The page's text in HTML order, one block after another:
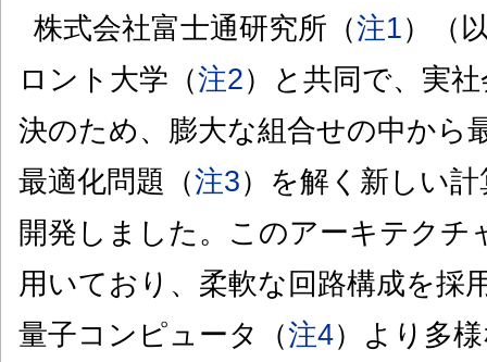
株式会社富士通研究所（注1）（
ロント大学（注2）と共同で、実
決のため、膨大な組合せの中から
最適化問題（注3）を解く新しい
開発しました。このアーキテクチ
用いており、柔軟な回路構成を採
量子コンピュータ（注4）より多